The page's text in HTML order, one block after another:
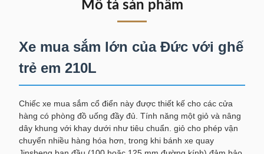
Mô tả sản phẩm
Xe mua sắm lớn của Đức với ghế
trẻ em 210L
Chiếc xe mua sắm cổ điển này được thiết kế cho các cửa
hàng có phòng đồ uống đầy đủ. Tính năng một giỏ và nâng
dây khung với khay dưới như tiêu chuẩn. giỏ cho phép vận
chuyển nhiều hàng hóa hơn, trong khi bánh xe quay